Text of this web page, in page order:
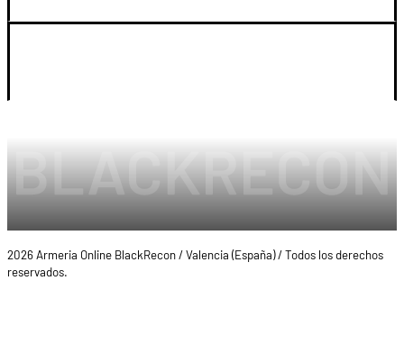
2026 Armeria Online BlackRecon / Valencia (España) / Todos los derechos
reservados.